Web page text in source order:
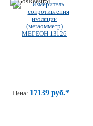
Цена: 17139 руб.*